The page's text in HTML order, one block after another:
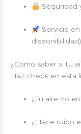
Seguridad
Servicio
disponibilidad)
¿Cómo saber si tu
Haz check en esta
¿Tu aire no
¿Hace ruido